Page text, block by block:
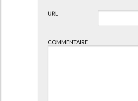
URL
COMMENTAIRE